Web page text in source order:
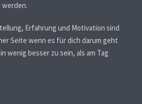
Erfahrung und Motivation sind
Seite wenn es für dich darum geht
wenig besser zu sein, als am Tag